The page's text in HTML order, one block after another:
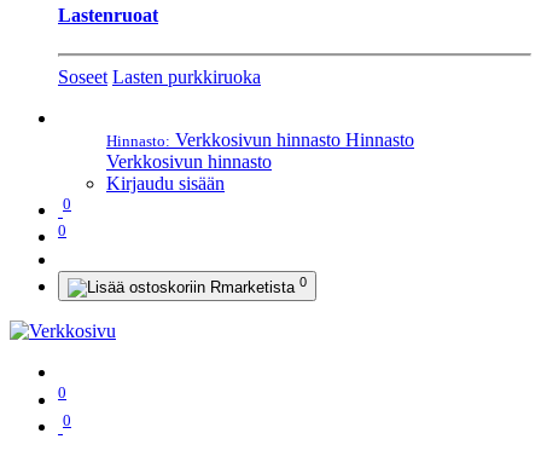
Lastenruoat
Soseet Lasten purkkiruoka
Hinnasto: Verkkosivun hinnasto Hinnasto
Verkkosivun hinnasto
Kirjaudu sisään
0
0
0
0
0